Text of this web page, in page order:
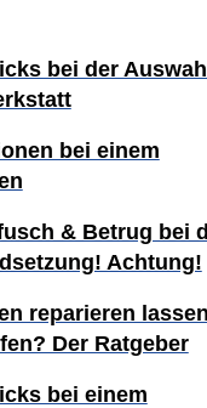
bei der
bei einem
& Betrug bei
Achtung!
reparieren
Der Ratgeber
bei einem